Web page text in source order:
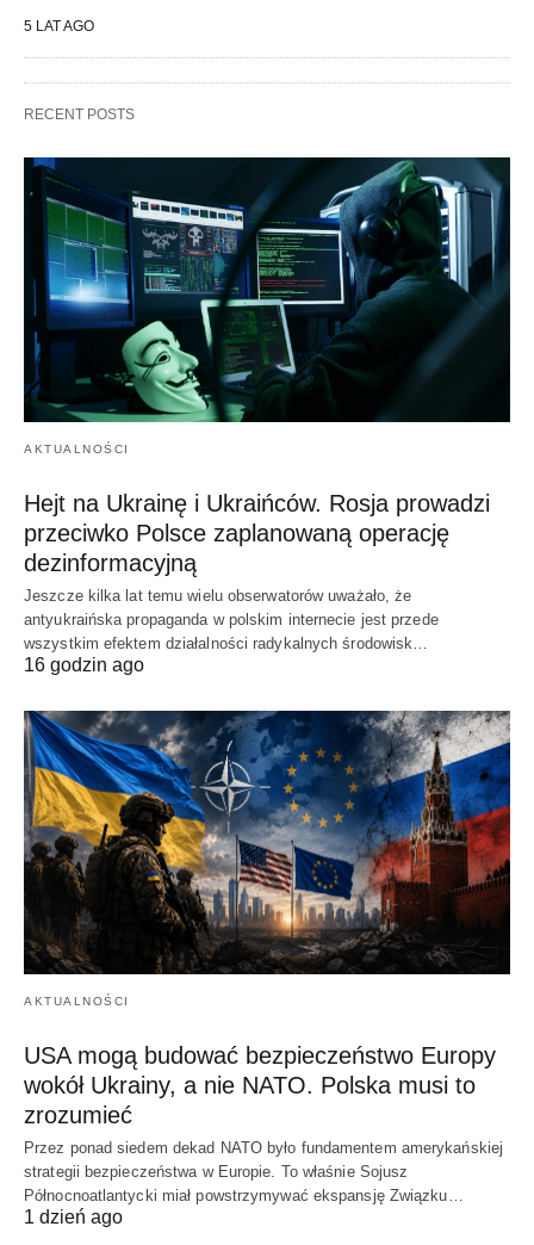
5 LAT AGO
RECENT POSTS
AKTUALNOŚCI
Hejt na Ukrainę i Ukraińców. Rosja prowadzi
przeciwko Polsce zaplanowaną operację
dezinformacyjną
Jeszcze kilka lat temu wielu obserwatorów uważało, że
antyukraińska propaganda w polskim internecie jest przede
wszystkim efektem działalności radykalnych środowisk…
16 godzin ago
AKTUALNOŚCI
USA mogą budować bezpieczeństwo Europy
wokół Ukrainy, a nie NATO. Polska musi to
zrozumieć
Przez ponad siedem dekad NATO było fundamentem amerykańskiej
strategii bezpieczeństwa w Europie. To właśnie Sojusz
Północnoatlantycki miał powstrzymywać ekspansję Związku…
1 dzień ago